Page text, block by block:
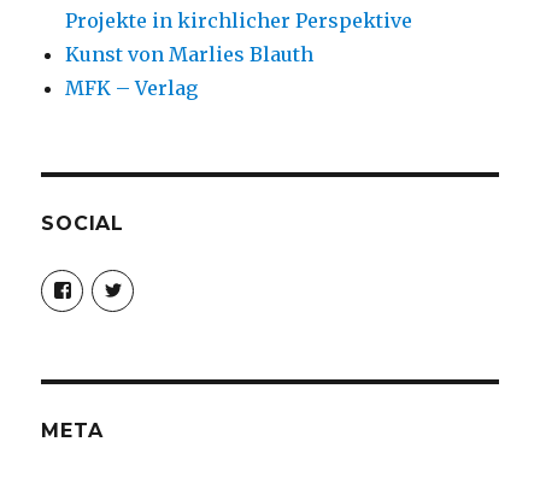
Projekte in kirchlicher Perspektive
Kunst von Marlies Blauth
MFK – Verlag
SOCIAL
Profil
von
christoph.fleischer1
anzeigen
Profil
von
anzeigen
META